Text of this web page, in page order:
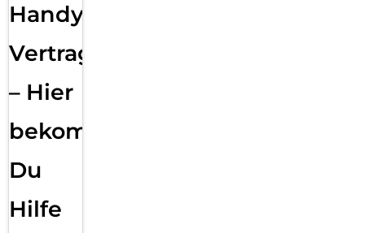
Handy
Vertragsabwicklung
– Hier
bekommst
Du
Hilfe